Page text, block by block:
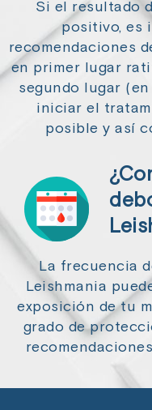
Si el resultado
positivo, es
recomendaciones
en primer lugar
segundo lugar
iniciar el
posible y así
La frecuencia
Leishmania
exposición de tu
grado de